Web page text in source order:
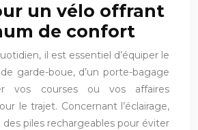
un vélo offrant
de confort
il est essentiel d’équiper le
de garde-boue, d’un porte-bagage
vos courses ou vos affaires
le trajet. Concernant l’éclairage,
piles rechargeables pour éviter